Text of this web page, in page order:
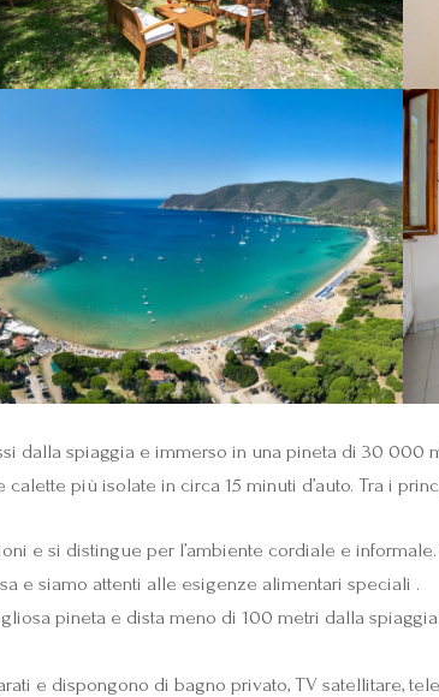
dalla spiaggia e immerso in una pineta di 30 000
più isolate in circa 15 minuti d’auto. Tra i
e si distingue per l’ambiente cordiale e
e siamo attenti alle esigenze alimentari speciali .
pineta e dista meno di 100 metri dalla
e dispongono di bagno privato, TV satellitare,